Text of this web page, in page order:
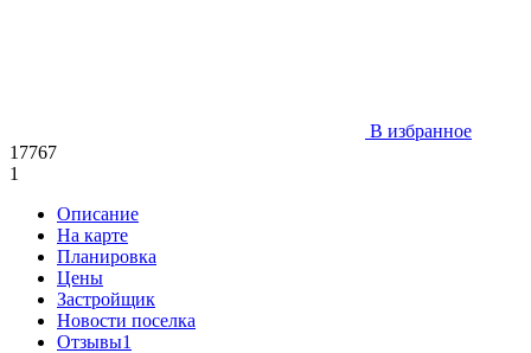
В избранное
17767
1
Описание
На карте
Планировка
Цены
Застройщик
Новости поселка
Отзывы1